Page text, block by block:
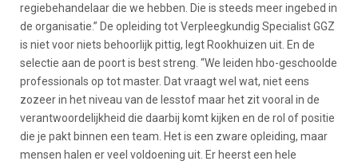
regiebehandelaar die we hebben. Die is steeds meer ingebed in
de organisatie.” De opleiding tot Verpleegkundig Specialist GGZ
is niet voor niets behoorlijk pittig, legt Rookhuizen uit. En de
selectie aan de poort is best streng. “We leiden hbo-geschoolde
professionals op tot master. Dat vraagt wel wat, niet eens
zozeer in het niveau van de lesstof maar het zit vooral in de
verantwoordelijkheid die daarbij komt kijken en de rol of positie
die je pakt binnen een team. Het is een zware opleiding, maar
mensen halen er veel voldoening uit. Er heerst een hele